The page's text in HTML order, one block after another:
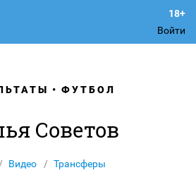
Войти
ФУТБОЛ
Советов
Видео Трансферы